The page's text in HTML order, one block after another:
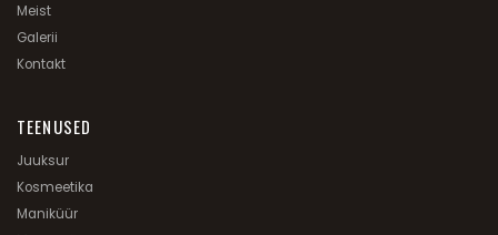
Meist
Galerii
Kontakt
TEENUSED
Juuksur
Kosmeetika
Maniküür